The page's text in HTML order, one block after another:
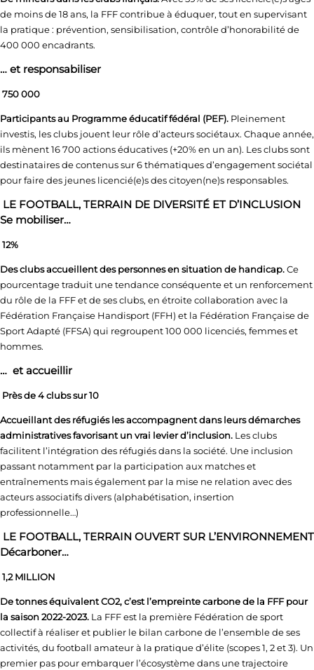
de moins de 18 ans, la FFF contribue à éduquer, tout en supervisant
la pratique : prévention, sensibilisation, contrôle d’honorabilité de
400 000 encadrants.
… et responsabiliser
750 000
Participants au Programme éducatif fédéral (PEF). Pleinement
investis, les clubs jouent leur rôle d’acteurs sociétaux. Chaque année,
ils mènent 16 700 actions éducatives (+20% en un an). Les clubs sont
destinataires de contenus sur 6 thématiques d’engagement sociétal
pour faire des jeunes licencié(e)s des citoyen(ne)s responsables.
LE FOOTBALL, TERRAIN DE DIVERSITÉ ET D’INCLUSION
Se mobiliser…
12%
Des clubs accueillent des personnes en situation de handicap.Ce
pourcentage traduit une tendance conséquente et un renforcement
du rôle de la FFF et de ses clubs, en étroite collaboration avec la
Fédération Française Handisport (FFH) et la Fédération Française de
Sport Adapté (FFSA) qui regroupent 100 000 licenciés, femmes et
hommes.
… et accueillir
Près de 4 clubs sur 10
Accueillant des réfugiés les accompagnent dans leurs démarches
administratives favorisant un vrai levier d’inclusion. Les clubs
facilitent l’intégration des réfugiés dans la société. Une inclusion
passant notamment par la participation aux matches et
entraînements mais également par la mise ne relation avec des
acteurs associatifs divers (alphabétisation, insertion
professionnelle…)
LE FOOTBALL, TERRAIN OUVERT SUR L’ENVIRONNEMENT
Décarboner…
1,2 MILLION
De tonnes équivalent CO2, c’est l’empreinte carbone de la FFF pour
la saison 2022-2023. La FFF est la première Fédération de sport
collectif à réaliser et publier le bilan carbone de l’ensemble de ses
activités, du football amateur à la pratique d’élite (scopes 1, 2 et 3). Un
premier pas pour embarquer l’écosystème dans une trajectoire